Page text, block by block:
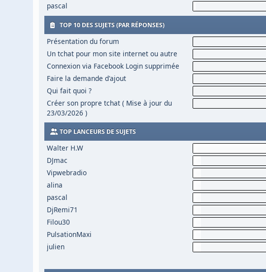
pascal
TOP 10 DES SUJETS (PAR RÉPONSES)
Présentation du forum
Un tchat pour mon site internet ou autre
Connexion via Facebook Login supprimée
Faire la demande d'ajout
Qui fait quoi ?
Créer son propre tchat ( Mise à jour du
23/03/2026 )
TOP LANCEURS DE SUJETS
Walter H.W
DJmac
Vipwebradio
alina
pascal
DjRemi71
Filou30
PulsationMaxi
julien